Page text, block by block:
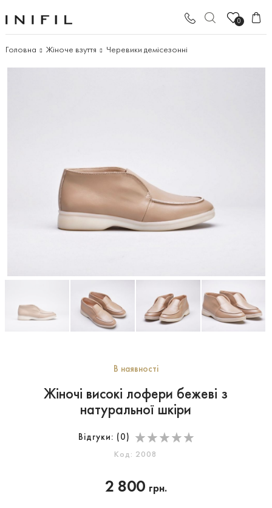
0
Головна Жіноче взуття Черевики демісезонні
В наявності
Жіночі високі лофери бежеві з
натуральної шкіри
Відгуки: ( 0 )
Код: 2008
2 800 грн.